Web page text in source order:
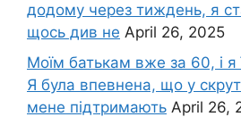
додому через тиждень, я
щось див не April 26, 2025
Моїм батькам вже за 60, і я
Я була впевнена, що у
мене підтримають April 26,